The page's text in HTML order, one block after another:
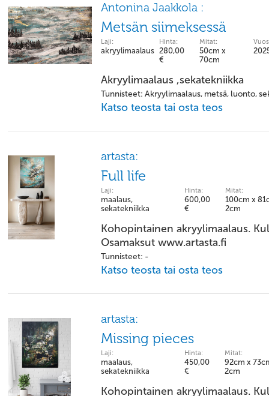
Antonina Jaakkola :
Metsän siimeksessä
Laji:
akryylimaalaus
Hinta:
280,00
€
Mitat:
50cm x
70cm
Akryylimaalaus ,sekatekniikka
Tunnisteet: Akryylimaalaus, metsä, luonto,
Katso teosta tai osta teos
artasta:
Full life
Laji:
maalaus,
sekatekniikka
Hinta:
600,00
€
Mitat:
100cm x
2cm
Kohopintainen akryylimaalaus.
Osamaksut www.artasta.fi
Tunnisteet: -
Katso teosta tai osta teos
artasta:
Missing pieces
Laji:
maalaus,
sekatekniikka
Hinta:
450,00
€
Mitat:
92cm x
2cm
Kohopintainen akryylimaalaus.